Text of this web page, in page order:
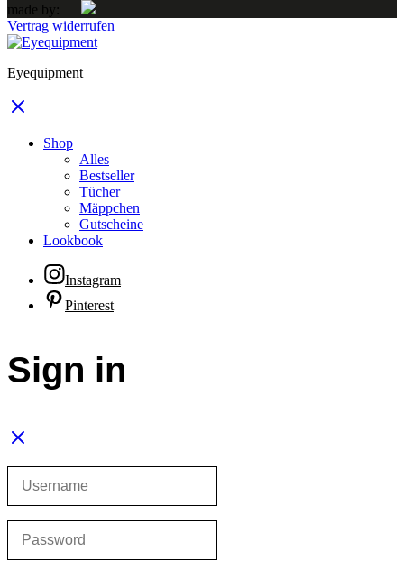
made by:
Vertrag widerrufen
Eyequipment
Shop
Alles
Bestseller
Tücher
Mäppchen
Gutscheine
Lookbook
Instagram
Pinterest
Sign in